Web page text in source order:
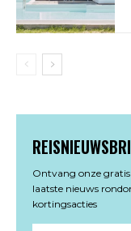
Ontvang onze gratis
laatste nieuws
kortingsacties